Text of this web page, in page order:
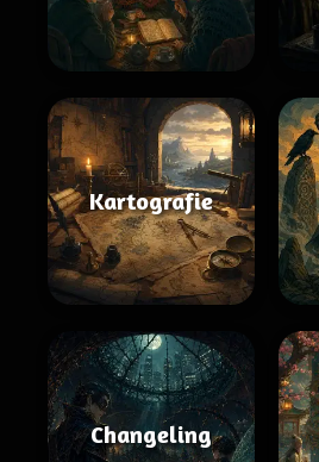
Kartografie
Changeling